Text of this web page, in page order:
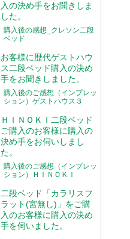
入の決め手をお聞きしま
した。
購入後の感想_クレソン二段
ベッド
お客様に歴代ゲストハウ
ス二段ベッド購入の決め
手をお聞きしました。
購入後のご感想（インプレッ
ション）ゲストハウス３
ＨＩＮＯＫＩ二段ベッド
ご購入のお客様に購入の
決め手をお伺いしまし
た。
購入後のご感想（インプレッ
ション）ＨＩＮＯＫＩ
二段ベッド「カラリスフ
ラット(宮無し)」をご購
入のお客様に購入の決め
手を伺いました。